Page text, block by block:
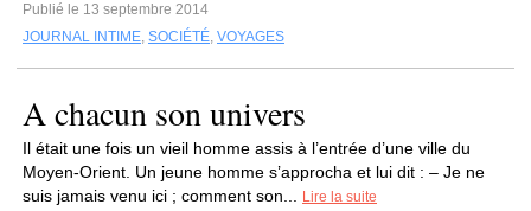
Publié le 13 septembre 2014
JOURNAL INTIME, SOCIÉTÉ, VOYAGES
A chacun son univers
Il était une fois un vieil homme assis à l’entrée d’une ville du
Moyen-Orient. Un jeune homme s’approcha et lui dit : – Je ne
suis jamais venu ici ; comment son...
Lire la suite